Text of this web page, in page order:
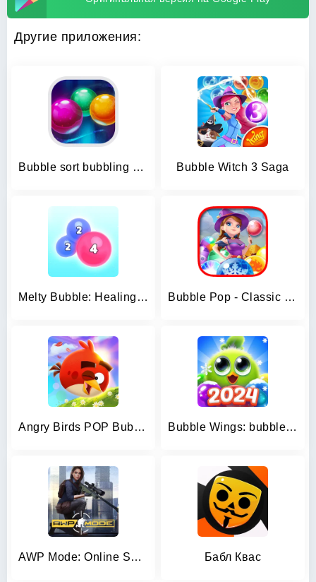
Другие приложения:
Bubble sort bubbling maker fun Bubble Witch 3 Saga
Melty Bubble: Healing Puzzle Bubble Pop - Classic Bubble Sh
Angry Birds POP Bubble Shooter Bubble Wings: bubble shooter
AWP Mode: Online Sniper Action Бабл Квас